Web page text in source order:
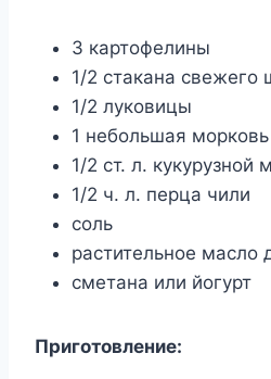
3 картофелины
1/2 стакана свежего
1/2 луковицы
1 небольшая морковь
1/2 ст. л. кукурузной
1/2 ч. л. перца чили
соль
растительное масло
сметана или йогурт
Приготовление: